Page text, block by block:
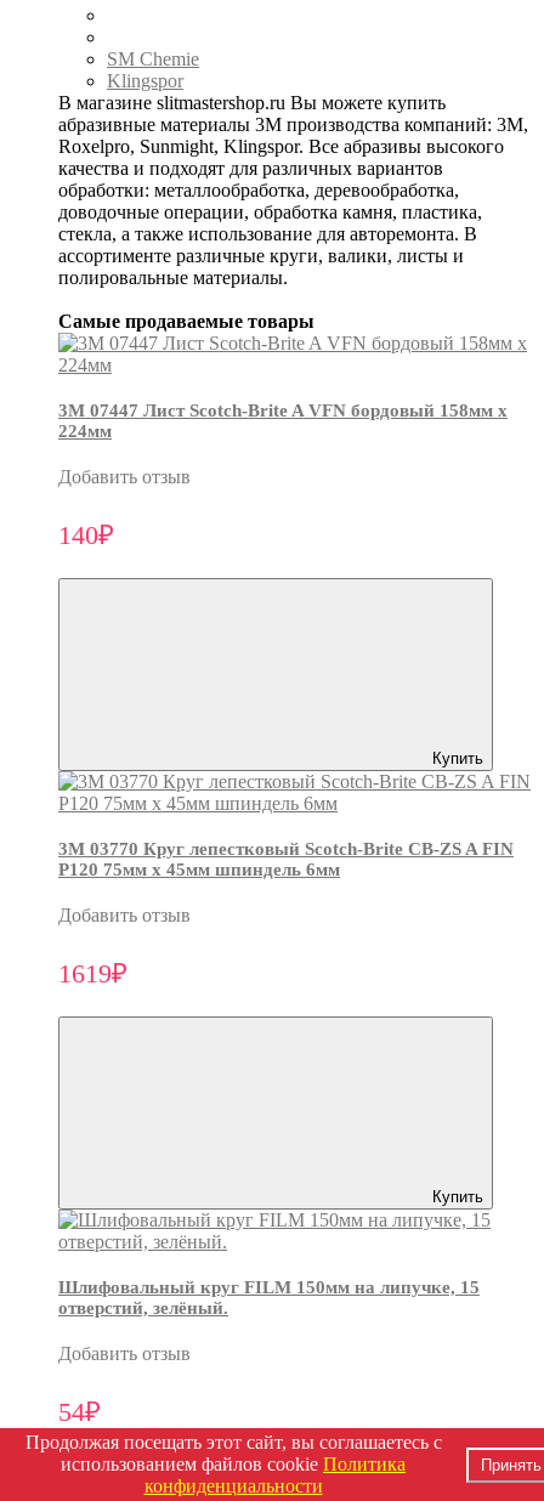
SM Chemie
Klingspor
В магазине slitmastershop.ru Вы можете купить
абразивные материалы 3М производства компаний: 3М,
Roxelpro, Sunmight, Klingspor. Все абразивы высокого
качества и подходят для различных вариантов
обработки: металлообработка, деревообработка,
доводочные операции, обработка камня, пластика,
стекла, а также использование для авторемонта. В
ассортименте различные круги, валики, листы и
полировальные материалы.
Самые продаваемые товары
3М 07447 Лист Scotch-Brite A VFN бордовый 158мм х
224мм
Добавить отзыв
140₽
Купить
3М 03770 Круг лепестковый Scotch-Brite CB-ZS A FIN
P120 75мм х 45мм шпиндель 6мм
Добавить отзыв
1619₽
Купить
Шлифовальный круг FILM 150мм на липучке, 15
отверстий, зелёный.
Добавить отзыв
54₽
Продолжая посещать этот сайт, вы соглашаетесь с
использованием файлов cookie Политика
конфиденциальности
Принять